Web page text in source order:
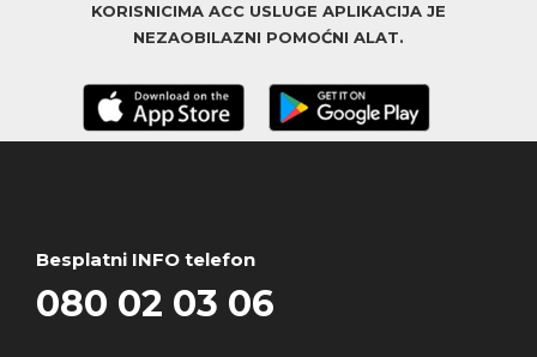
KORISNICIMA ACC USLUGE APLIKACIJA JE
NEZAOBILAZNI POMOĆNI ALAT.
Besplatni INFO telefon
080 02 03 06